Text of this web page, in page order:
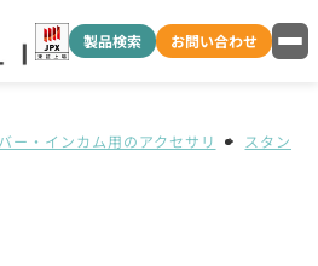
製品検索 お問い合わせ
ー・インカム用のアクセサリ スタンダ